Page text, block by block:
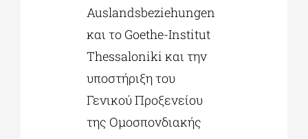
Auslandsbeziehungen
και το Goethe-Institut
Thessaloniki και την
υποστήριξη του
Γενικού Προξενείου
της Ομοσπονδιακής